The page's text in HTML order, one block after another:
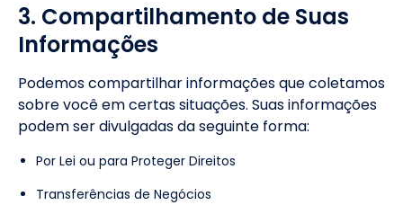
3. Compartilhamento de Suas
Informações
Podemos compartilhar informações que coletamos
sobre você em certas situações. Suas informações
podem ser divulgadas da seguinte forma:
Por Lei ou para Proteger Direitos
Transferências de Negócios